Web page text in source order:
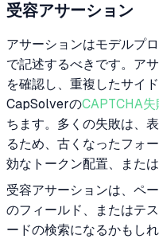
受容アサーション
アサーションはモデルプ
で記述するべきです。ア
を確認し、重複したサイ
CapSolverのCAPTCHA失
ちます。多くの失敗は、
るため、古くなったフォ
効なトークン配置、また
受容アサーションは、ペ
のフィールド、またはテ
ードの検索になるかもし